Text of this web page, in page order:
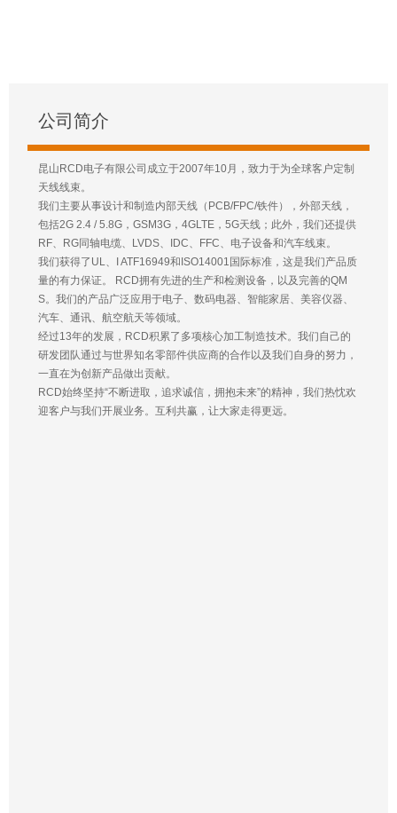
公司简介
昆山RCD电子有限公司成立于2007年10月，致力于为全球客户定制
天线线束。
我们主要从事设计和制造内部天线（PCB/FPC/铁件），外部天线，
包括2G 2.4 / 5.8G，GSM3G，4GLTE，5G天线；此外，我们还提供
RF、RG同轴电缆、LVDS、IDC、FFC、电子设备和汽车线束。
我们获得了UL、I ATF16949和ISO14001国际标准，这是我们产品质
量的有力保证。 RCD拥有先进的生产和检测设备，以及完善的QM
S。我们的产品广泛应用于电子、数码电器、智能家居、美容仪器、
汽车、通讯、航空航天等领域。
经过13年的发展，RCD积累了多项核心加工制造技术。我们自己的
研发团队通过与世界知名零部件供应商的合作以及我们自身的努力，
一直在为创新产品做出贡献。
RCD始终坚持“不断进取，追求诚信，拥抱未来”的精神，我们热忱欢
迎客户与我们开展业务。互利共赢，让大家走得更远。